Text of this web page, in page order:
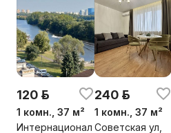
120 р.
1 комн., 37 м²
Интернационал
240 р.
1 комн., 37 м²
Советская ул,